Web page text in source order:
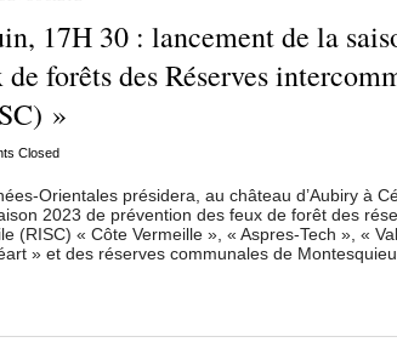
17H 30 : lancement de la
forêts des Réserves
»
Closed
Orientales présidera, au château d’Aubiry à
2023 de prévention des feux de forêt des
(RISC) « Côte Vermeille », « Aspres-Tech », «
» et des réserves communales de